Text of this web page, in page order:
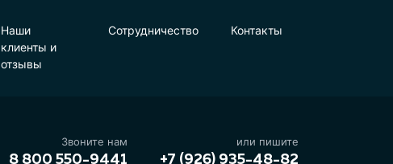
Наши
клиенты и
отзывы
Сотрудничество Контакты
Звоните нам
8 800 550-9441
или пишите
+7 (926) 935-48-82